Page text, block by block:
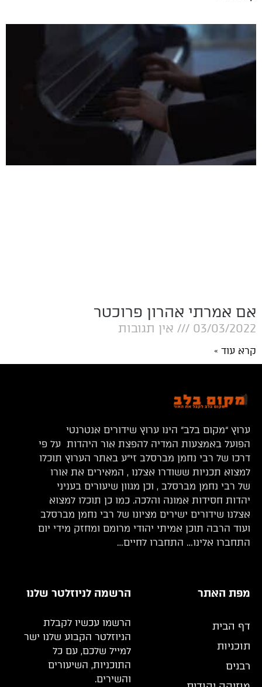
אם אמרתי אהרון פרוכטר
03/03/2022 אין תגובות
קרא עוד »
ערוץ “מקום בלב” הינו ערוץ שידורים אנטרנטי
הפועל באמצעות המדיה להפצת אור היהדות על פי
דרכו של רבי נחמן מברסלב זי”ע באתר הערוץ תוכלו
למצוא תכניות ששודרו אצלנו , המאירים את אורו
של רבי נחמן מברסלב , וכן מגוון שיעורים בעניני
יהדות חסידות אמונה והלכה. כמו כן תוכלו למצוא
אצלנו שידורים ישירים מציונו של רבי נחמן מברסלב
ועוד הרבה תוכן אמיתי יהודי מרומם ומחזק מידי יום
התחברו אלינו… התחברו לחיים…
מפת האתר
דף הבית
תוכניות
רבנים
הרשמה לניוזלטר שלנו
הרשמו עכשיו לקבלת
הניוזלטר הקבוע שלנו ישר
למייל שלכם, עם כל
התוכניות, השיעורים
והשירים.